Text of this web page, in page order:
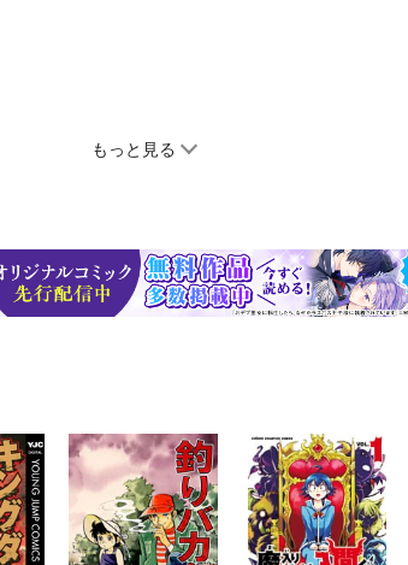
もっと見る